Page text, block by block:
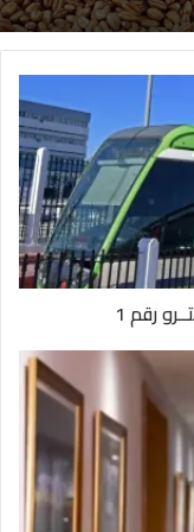
رقم 1